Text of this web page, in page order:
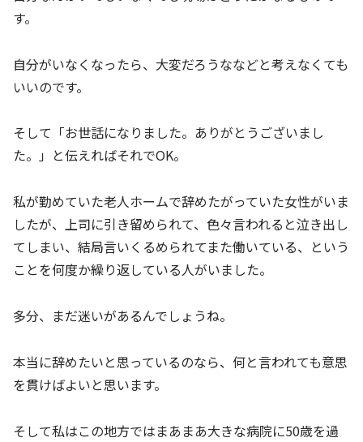
す。
自分がいなくなったら、大変だろうななどと考えなくても
いいのです。
そして「お世話になりました。ありがとうございまし
た。」と伝えればそれでOK。
私が勤めていた老人ホームで辞めたがっていた女性がいま
したが、上司に引き留められて、色々言われると泣き出し
てしまい、結局言いくるめられてまた働いている、という
ことを何度か繰り返している人がいました。
多分、まだ迷いがあるんでしょうね。
本当に辞めたいと思っているのなら、何と言われても意思
を貫けばよいと思います。
そして私はこの地方ではまあまあ大きな病院に50歳を過